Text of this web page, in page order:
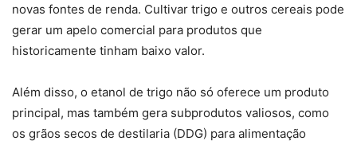
novas fontes de renda. Cultivar trigo e outros cereais pode
gerar um apelo comercial para produtos que
historicamente tinham baixo valor.
Além disso, o etanol de trigo não só oferece um produto
principal, mas também gera subprodutos valiosos, como
os grãos secos de destilaria (DDG) para alimentação